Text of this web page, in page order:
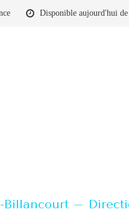
Disponible aujourd'hui
Billancourt –